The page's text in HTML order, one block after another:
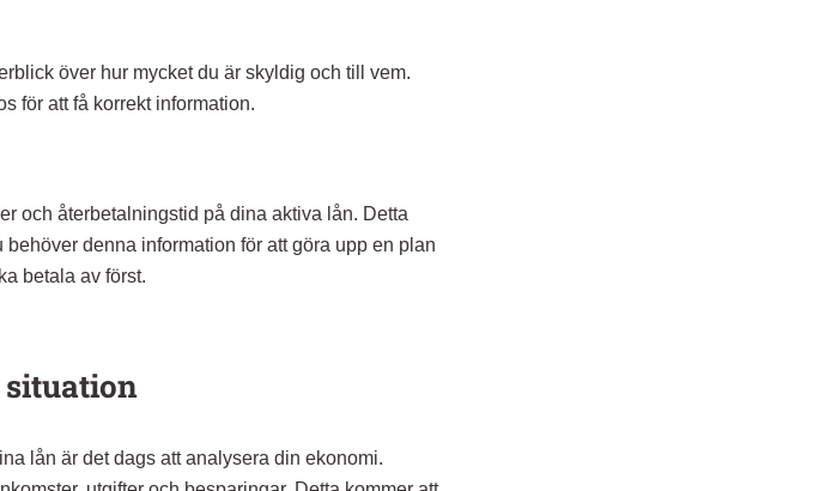
över hur mycket du är skyldig och till vem.
för att få korrekt information.
och återbetalningstid på dina aktiva lån. Detta
denna information för att göra upp en plan
betala av först.
lån är det dags att analysera din ekonomi.